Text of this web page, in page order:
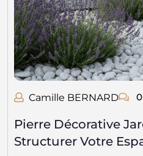
Camille BERNARD
Pierre Décorative
Structurer Votre